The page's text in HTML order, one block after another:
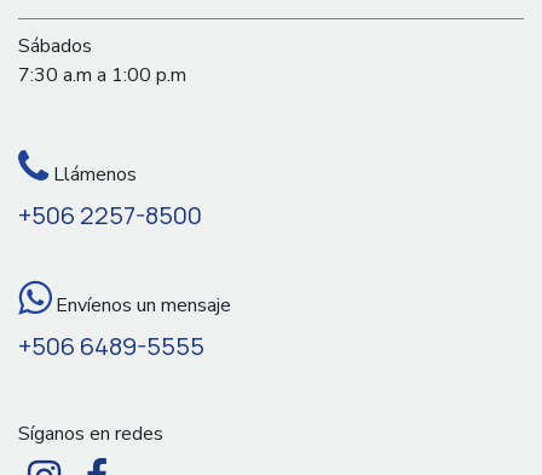
Sábados
7:30 a.m a 1:00 p.m
Llámenos
+506 2257-8500
Envíenos un mensaje
+506 6489-5555
Síganos en redes